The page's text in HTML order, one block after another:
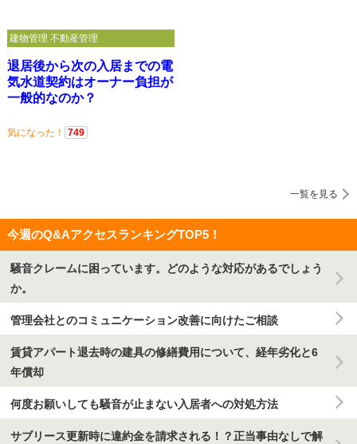
退居後から次の入居までの電
気水道契約はオーナー負担が
一般的なのか？
気になった！ 749
建物管理 不動産管理
一覧を見る
今週のQ&AアクセスランキングTOP5！
騒音クレームに困っています。どのような対応があるでしょう
か。
管理会社とのコミュニケーション改善に向けたご相談
賃貸アパート退去時の建具の修繕費用について、経年劣化と6
年償却
何度お願いしても騒音が止まない入居者への対処方法
サブリース更新時に違約金を請求される！？正当事由なしで解